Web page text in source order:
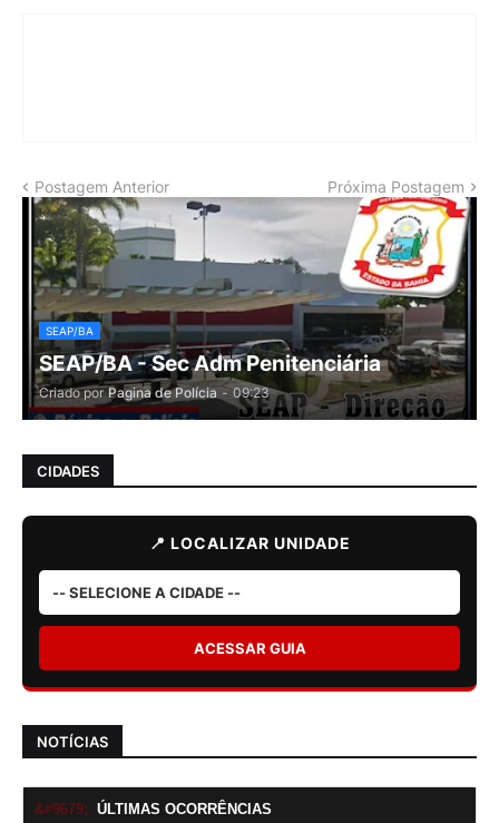
Postagem Anterior Próxima Postagem
SEAP/BA
SEAP/BA - Sec Adm Penitenciária
Criado por Pagina de Polícia - 09:23
CIDADES
📍 LOCALIZAR UNIDADE
ACESSAR GUIA
NOTÍCIAS
ÚLTIMAS OCORRÊNCIAS